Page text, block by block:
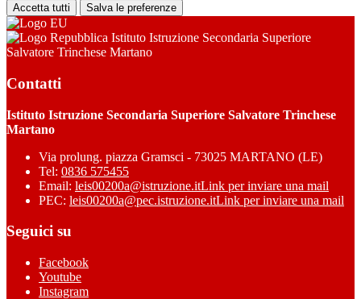
Accetta tutti Salva le preferenze
Istituto Istruzione Secondaria Superiore
Salvatore Trinchese Martano
Contatti
Istituto Istruzione Secondaria Superiore Salvatore Trinchese
Martano
Via prolung. piazza Gramsci - 73025 MARTANO (LE)
Tel: 0836 575455
Email: leis00200a@istruzione.itLink per inviare una mail
PEC: leis00200a@pec.istruzione.itLink per inviare una mail
Seguici su
Facebook
Youtube
Instagram